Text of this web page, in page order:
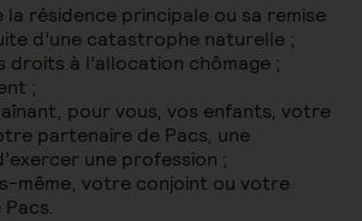
la résidence principale ou sa remise
d’une catastrophe naturelle ;
droits à l’allocation chômage ;
;
pour vous, vos enfants, votre
partenaire de Pacs, une
une profession ;
même, votre conjoint ou votre